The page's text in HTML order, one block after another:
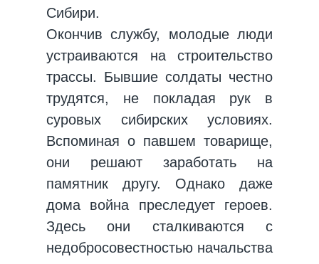
Сибири.
Окончив службу, молодые люди
устраиваются на строительство
трассы. Бывшие солдаты честно
трудятся, не покладая рук в
суровых сибирских условиях.
Вспоминая о павшем товарище,
они решают заработать на
памятник другу. Однако даже
дома война преследует героев.
Здесь они сталкиваются с
недобросовестностью начальства